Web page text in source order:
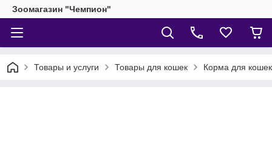
Зоомагазин "Чемпион"
Товары и услуги Товары для кошек Корма для кошек